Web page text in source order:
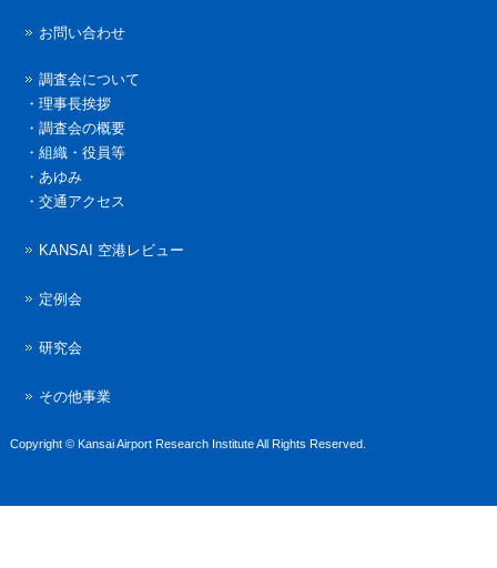
お問い合わせ
調査会について
・理事長挨拶
・調査会の概要
・組織・役員等
・あゆみ
・交通アクセス
KANSAI 空港レビュー
定例会
研究会
その他事業
Copyright © Kansai Airport Research Institute All Rights Reserved.